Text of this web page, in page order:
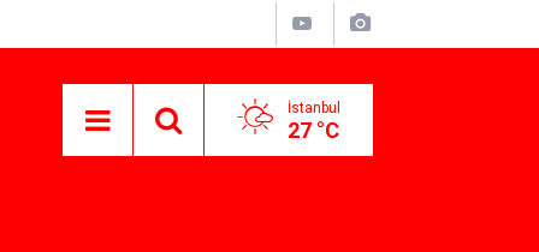
İstanbul
27 °C